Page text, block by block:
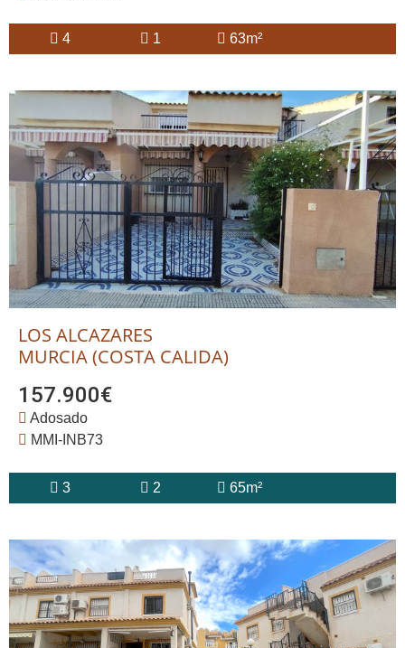
4 1 63m²
LOS ALCAZARES
MURCIA (COSTA CALIDA)
157.900€
Adosado
MMI-INB73
3 2 65m²